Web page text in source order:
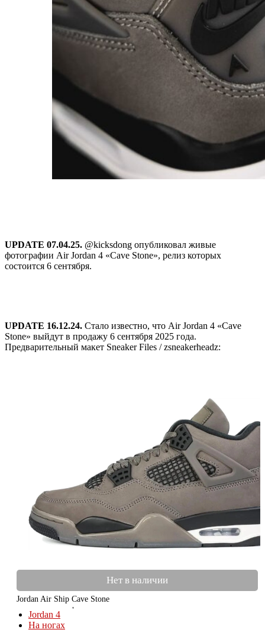
UPDATE 07.04.25. @kicksdong опубликовал живые
фотографии Air Jordan 4 «Cave Stone», релиз которых
состоится 6 сентября.
UPDATE 16.12.24. Стало известно, что Air Jordan 4 «Cave
Stone» выйдут в продажу 6 сентября 2025 года.
Предварительный макет Sneaker Files / zsneakerheadz:
Jordan Air Ship Cave Stone
Нет в наличии
КОЛЛЕКЦИИ
Jordan 4
На ногах